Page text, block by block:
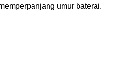
umur baterai.